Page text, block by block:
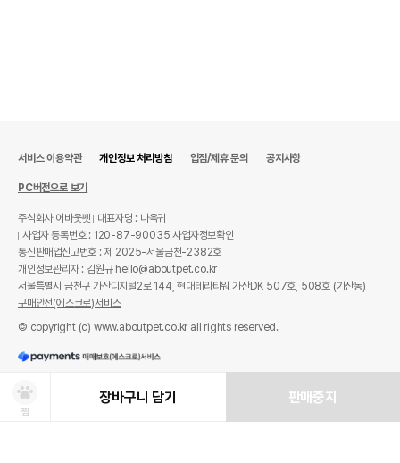
찜
장바구니 담기 판매중지
서비스 이용약관 개인정보 처리방침 입점/제휴 문의 공지사항
PC버전으로 보기
주식회사 어바웃펫
대표자명 : 나옥귀
사업자 등록번호 : 120-87-90035사업자정보확인
통신판매업신고번호 : 제 2025-서울금천-2382호
개인정보관리자 : 김원규 hello@aboutpet.co.kr
서울특별시 금천구 가산디지털2로 144, 현대테라타워 가산DK 507호, 508호 (가산동)
구매안전(에스크로)서비스
© copyright (c) www.aboutpet.co.kr all rights reserved.